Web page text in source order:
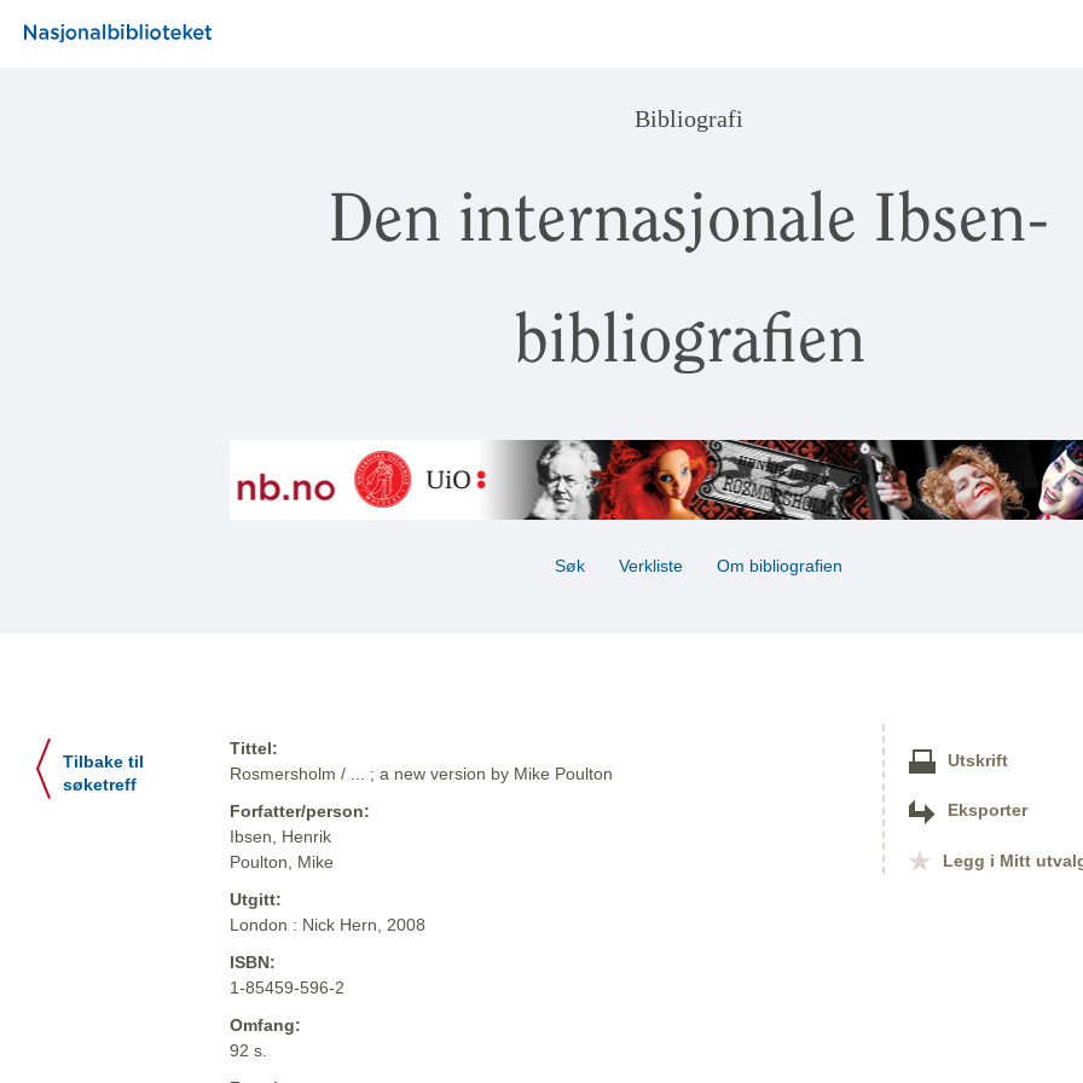
Bibliografi
Den internasjonale Ibsen-
bibliografien
Søk Verkliste Om bibliografien
Tilbake til
søketreff
Tittel:
Rosmersholm / ... ; a new version by Mike Poulton
Forfatter/person:
Ibsen, Henrik
Poulton, Mike
Utgitt:
London : Nick Hern, 2008
ISBN:
1-85459-596-2
Omfang:
92 s.
Utskrift
Eksporter
Legg i Mitt